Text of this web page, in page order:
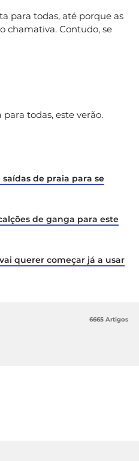
para todas, até porque as
chamativa. Contudo, se
todas, este verão.
saídas de praia para se
de ganga para este
querer começar já a usar
6665 Artigos